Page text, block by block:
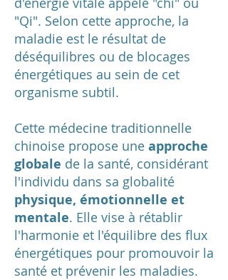
"Qi". Selon cette approche, la
maladie est le résultat de
déséquilibres ou de blocages
énergétiques au sein de cet
organisme subtil.
Cette médecine traditionnelle
chinoise propose une approche
globale de la santé, considérant
l'individu dans sa globalité
physique, émotionnelle et
mentale. Elle vise à rétablir
l'harmonie et l'équilibre des flux
énergétiques pour promouvoir la
santé et prévenir les maladies.